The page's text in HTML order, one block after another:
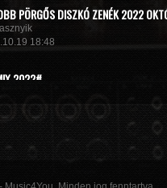
PÖRGŐS DISZKÓ ZENÉK 2022
18:48
2022#
10:40